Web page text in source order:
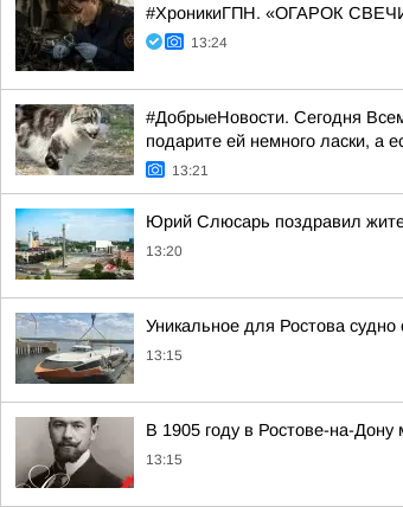
#ХроникиГПН. «ОГАРОК
13:24
#ДобрыеНовости. Сегодня
подарите ей немного ласки, а
13:21
Юрий Слюсарь поздравил
13:20
Уникальное для Ростова
13:15
В 1905 году в Ростове-на-
13:15